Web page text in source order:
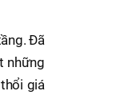
Đã
những
giá